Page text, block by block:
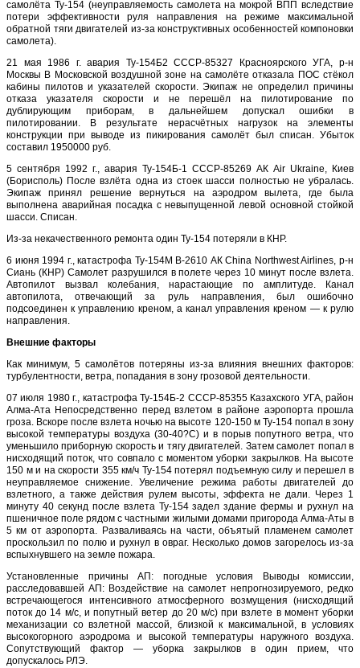
самолёта Ту-154 (неуправляемость самолета на мокрой ВПП вследствие
потери эффективности руля направления на режиме максимальной
обратной тяги двигателей из-за конструктивных особенностей компоновки
самолета).
21 мая 1986 г. авария Ту-154Б2 СССР-85327 Красноярского УГА, р-н
Москвы В Московской воздушной зоне на самолёте отказала ПОС стёкол
кабины пилотов и указателей скорости. Экипаж не определил причины
отказа указателя скорости и не перешёл на пилотирование по
дублирующим приборам, в дальнейшем допускал ошибки в
пилотировании. В результате нерасчётных нагрузок на элементы
конструкции при выводе из пикирования самолёт был списан. Убыток
составил 1950000 руб.
5 сентября 1992 г., авария Ту-154Б-1 CCCP-85269 АК Air Ukraine, Киев
(Борисполь) После взлёта одна из стоек шасси полностью не убралась.
Экипаж принял решение вернуться на аэродром вылета, где была
выполнена аварийная посадка с невыпущенной левой основной стойкой
шасси. Списан.
Из-за некачественного ремонта один Ту-154 потеряли в КНР.
6 июня 1994 г., катастрофа Ту-154М B-2610 АК China Northwest Airlines, р-н
Сиань (КНР) Самолет разрушился в полете через 10 минут после взлета.
Автопилот вызвал колебания, нарастающие по амплитуде. Канал
автопилота, отвечающий за руль направления, был ошибочно
подсоединен к управлению креном, а канал управления креном — к рулю
направления.
Внешние факторы
Как минимум, 5 самолётов потеряны из-за влияния внешних факторов:
турбулентности, ветра, попадания в зону грозовой деятельности.
07 июля 1980 г., катастрофа Ту-154Б-2 СССР-85355 Казахского УГА, район
Алма-Ата Непосредственно перед взлетом в районе аэропорта прошла
гроза. Вскоре после взлета ночью на высоте 120-150 м Ту-154 попал в зону
высокой температуры воздуха (30-40?С) и в порыв попутного ветра, что
уменьшило приборную скорость и тягу двигателей. Затем самолет попал в
нисходящий поток, что совпало с моментом уборки закрылков. На высоте
150 м и на скорости 355 км/ч Ту-154 потерял подъемную силу и перешел в
неуправляемое снижение. Увеличение режима работы двигателей до
взлетного, а также действия рулем высоты, эффекта не дали. Через 1
минуту 40 секунд после взлета Ту-154 задел здание фермы и рухнул на
пшеничное поле рядом с частными жилыми домами пригорода Алма-Аты в
5 км от аэропорта. Разваливаясь на части, объятый пламенем самолет
проскользил по полю и рухнул в овраг. Несколько домов загорелось из-за
вспыхнувшего на земле пожара.
Установленные причины АП: погодные условия Выводы комиссии,
расследовавшей АП: Воздействие на самолет непрогнозируемого, редко
встречающегося интенсивного атмосферного возмущения (нисходящий
поток до 14 м/с, и попутный ветер до 20 м/с) при взлете в момент уборки
механизации со взлетной массой, близкой к максимальной, в условиях
высокогорного аэродрома и высокой температуры наружного воздуха.
Сопутствующий фактор — уборка закрылков в один прием, что
допускалось РЛЭ.